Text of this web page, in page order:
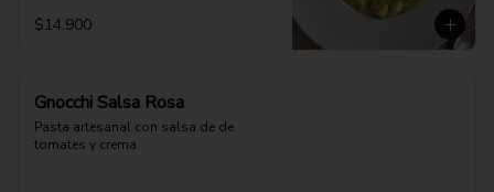
$14.900
Gnocchi Salsa Rosa
Pasta artesanal con salsa de de
tomates y crema